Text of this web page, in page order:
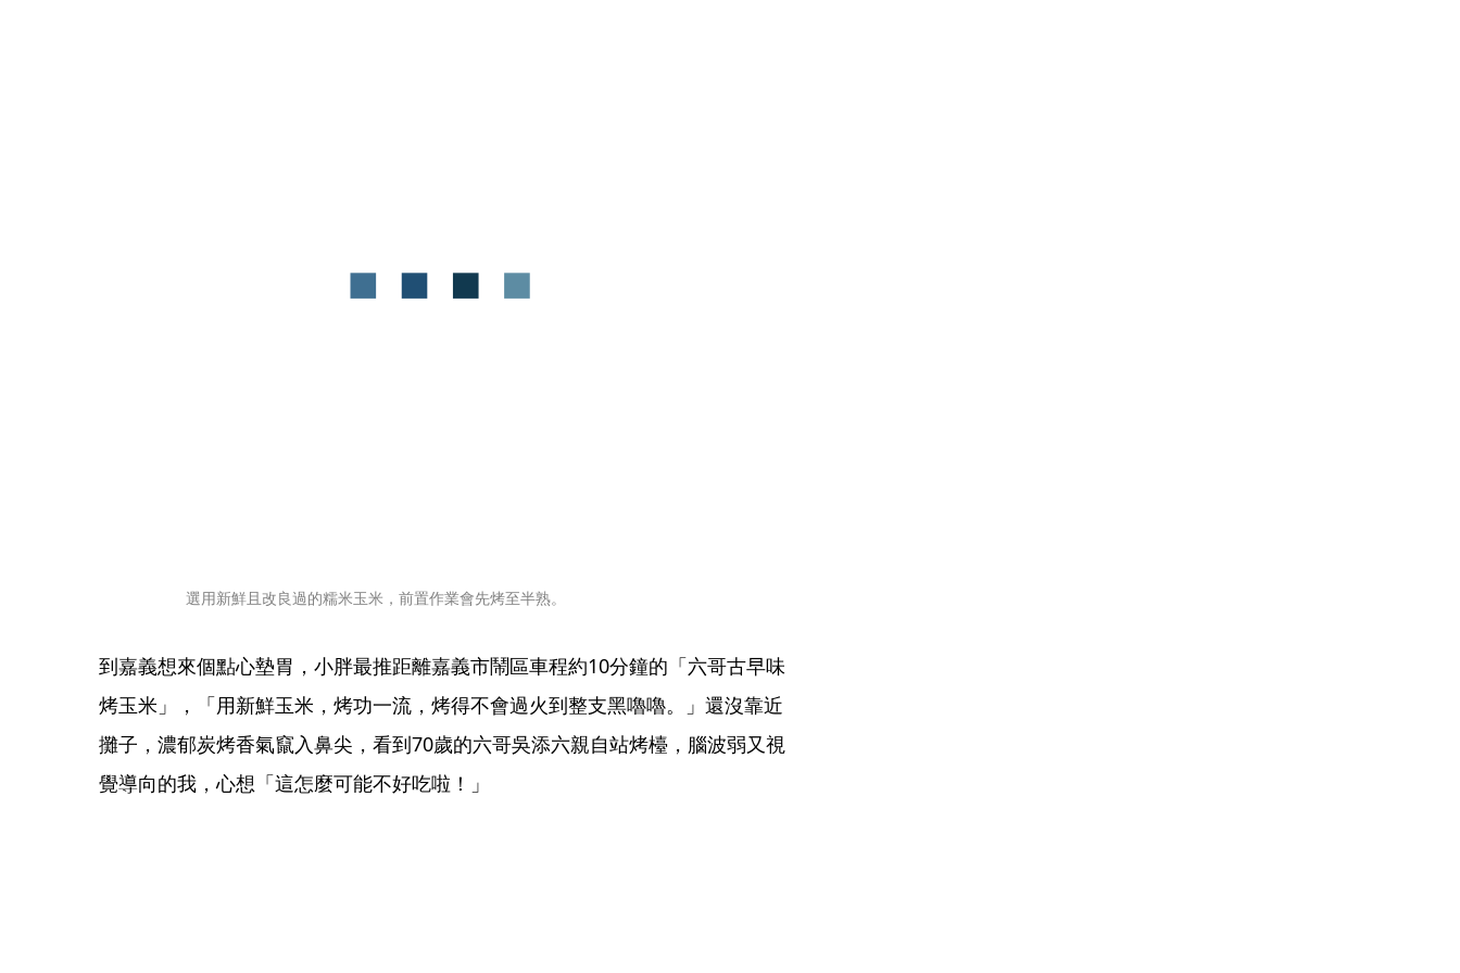
選用新鮮且改良過的糯米玉米，前置作業會先烤至半熟。
到嘉義想來個點心墊胃，小胖最推距離嘉義市鬧區車程約10分鐘的「六哥古早味
烤玉米」，「用新鮮玉米，烤功一流，烤得不會過火到整支黑嚕嚕。」還沒靠近
攤子，濃郁炭烤香氣竄入鼻尖，看到70歲的六哥吳添六親自站烤檯，腦波弱又視
覺導向的我，心想「這怎麼可能不好吃啦！」